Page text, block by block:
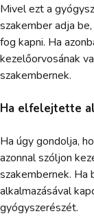
Mivel ezt a
szakember adja
fog kapni. Ha
kezelőorvosának
szakembernek.
Ha elfelejtette
Ha úgy gondolja,
azonnal szóljon
szakembernek. Ha
alkalmazásával
gyógyszerészét.